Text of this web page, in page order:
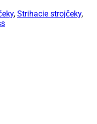
, Strihacie strojčeky,